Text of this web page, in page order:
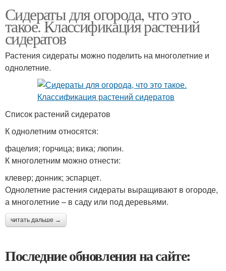
Сидераты для огорода, что это
такое. Классификация растений
сидератов
Растения сидераты можно поделить на многолетние и
однолетние.
Список растений сидератов
К однолетним относятся:
фацелия; горчица; вика; люпин.
К многолетним можно отнести:
клевер; донник; эспарцет.
Однолетние растения сидераты выращивают в огороде,
а многолетние – в саду или под деревьями.
читать дальше →
Последние обновления на сайте: